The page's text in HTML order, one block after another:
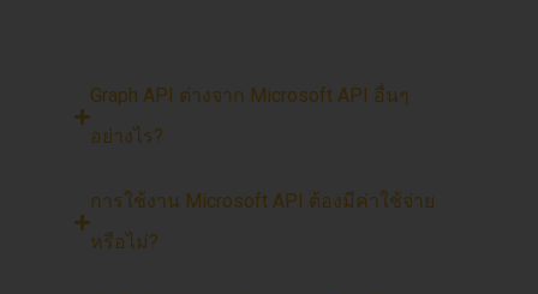
Graph API ต่างจาก Microsoft API อื่นๆ
อย่างไร?
การใช้งาน Microsoft API ต้องมีค่าใช้จ่าย
หรือไม่?